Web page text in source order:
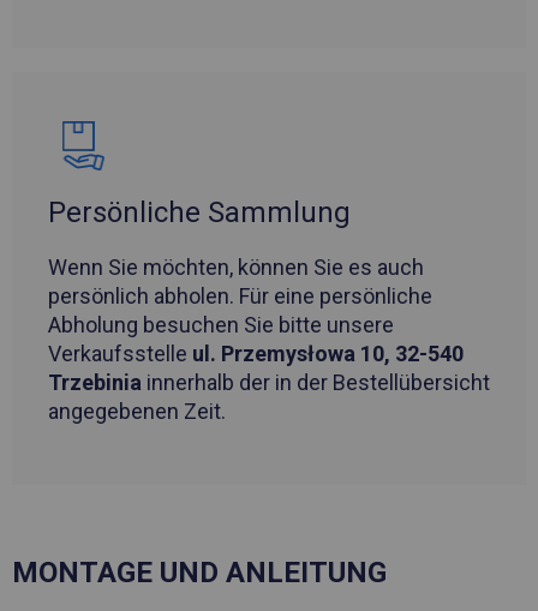
Persönliche Sammlung
Wenn Sie möchten, können Sie es auch
persönlich abholen. Für eine persönliche
Abholung besuchen Sie bitte unsere
Verkaufsstelle ul. Przemysłowa 10, 32-540
Trzebinia innerhalb der in der Bestellübersicht
angegebenen Zeit.
MONTAGE UND ANLEITUNG